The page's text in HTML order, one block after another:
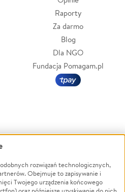
Raporty
Za darmo
Blog
Dla NGO
Fundacja Pomagam.pl
Powódź
Wichura
rozwiązań technologicznych,
Obejmuje to zapisywanie i
Twojego urządzenia końcowego